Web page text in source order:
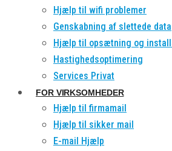
Hjælp til wifi problemer
Genskabning af slettede data
Hjælp til opsætning og
Hastighedsoptimering
Services Privat
FOR VIRKSOMHEDER
Hjælp til firmamail
Hjælp til sikker mail
E-mail Hjælp